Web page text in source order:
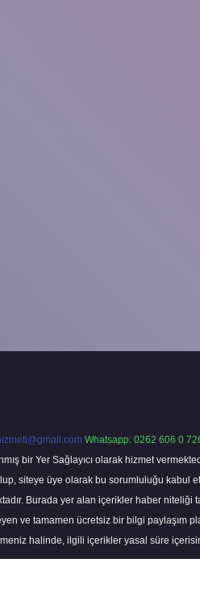
Whatsapp: 0262 606 0
bir Yer Sağlayıcı olarak hizmet
siteye üye olarak bu sorumluluğu kabul
Burada yer alan içerikler haber
ve tamamen ücretsiz bir bilgi paylaşım
halinde, ilgili içerikler yasal süre